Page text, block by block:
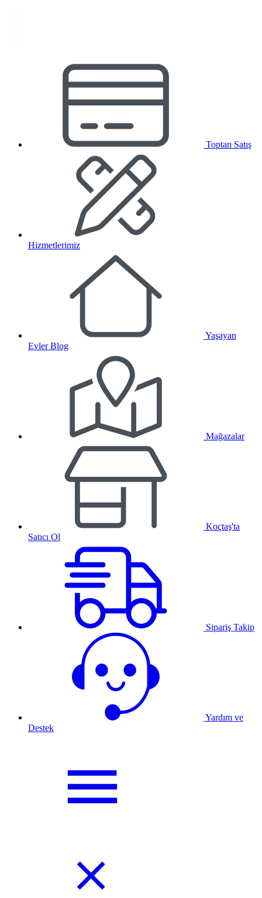
Toptan Satış
Hizmetlerimiz
Yaşayan
Evler Blog
Mağazalar
Koçtaş'ta
Satıcı Ol
Sipariş Takip
Yardım ve
Destek